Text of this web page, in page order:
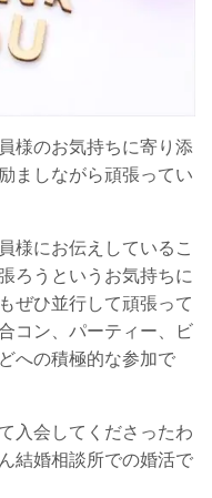
様のお気持ちに寄り添
ましながら頑張ってい
様にお伝えしているこ
ろうというお気持ちに
ぜひ並行して頑張って
コン、パーティー、ビ
への積極的な参加で
入会してくださったわ
結婚相談所での婚活で